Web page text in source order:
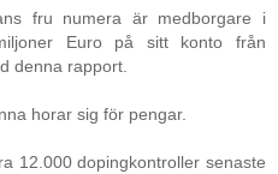
fru numera är medborgare i
Euro på sitt konto från
denna rapport.
horar sig för pengar.
12.000 dopingkontroller senaste